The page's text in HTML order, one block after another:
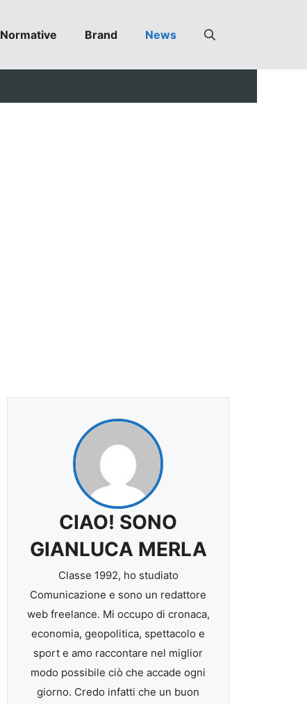
Normative Brand News
CIAO! SONO
GIANLUCA MERLA
Classe 1992, ho studiato
Comunicazione e sono un redattore
web freelance. Mi occupo di cronaca,
economia, geopolitica, spettacolo e
sport e amo raccontare nel miglior
modo possibile ciò che accade ogni
giorno. Credo infatti che un buon